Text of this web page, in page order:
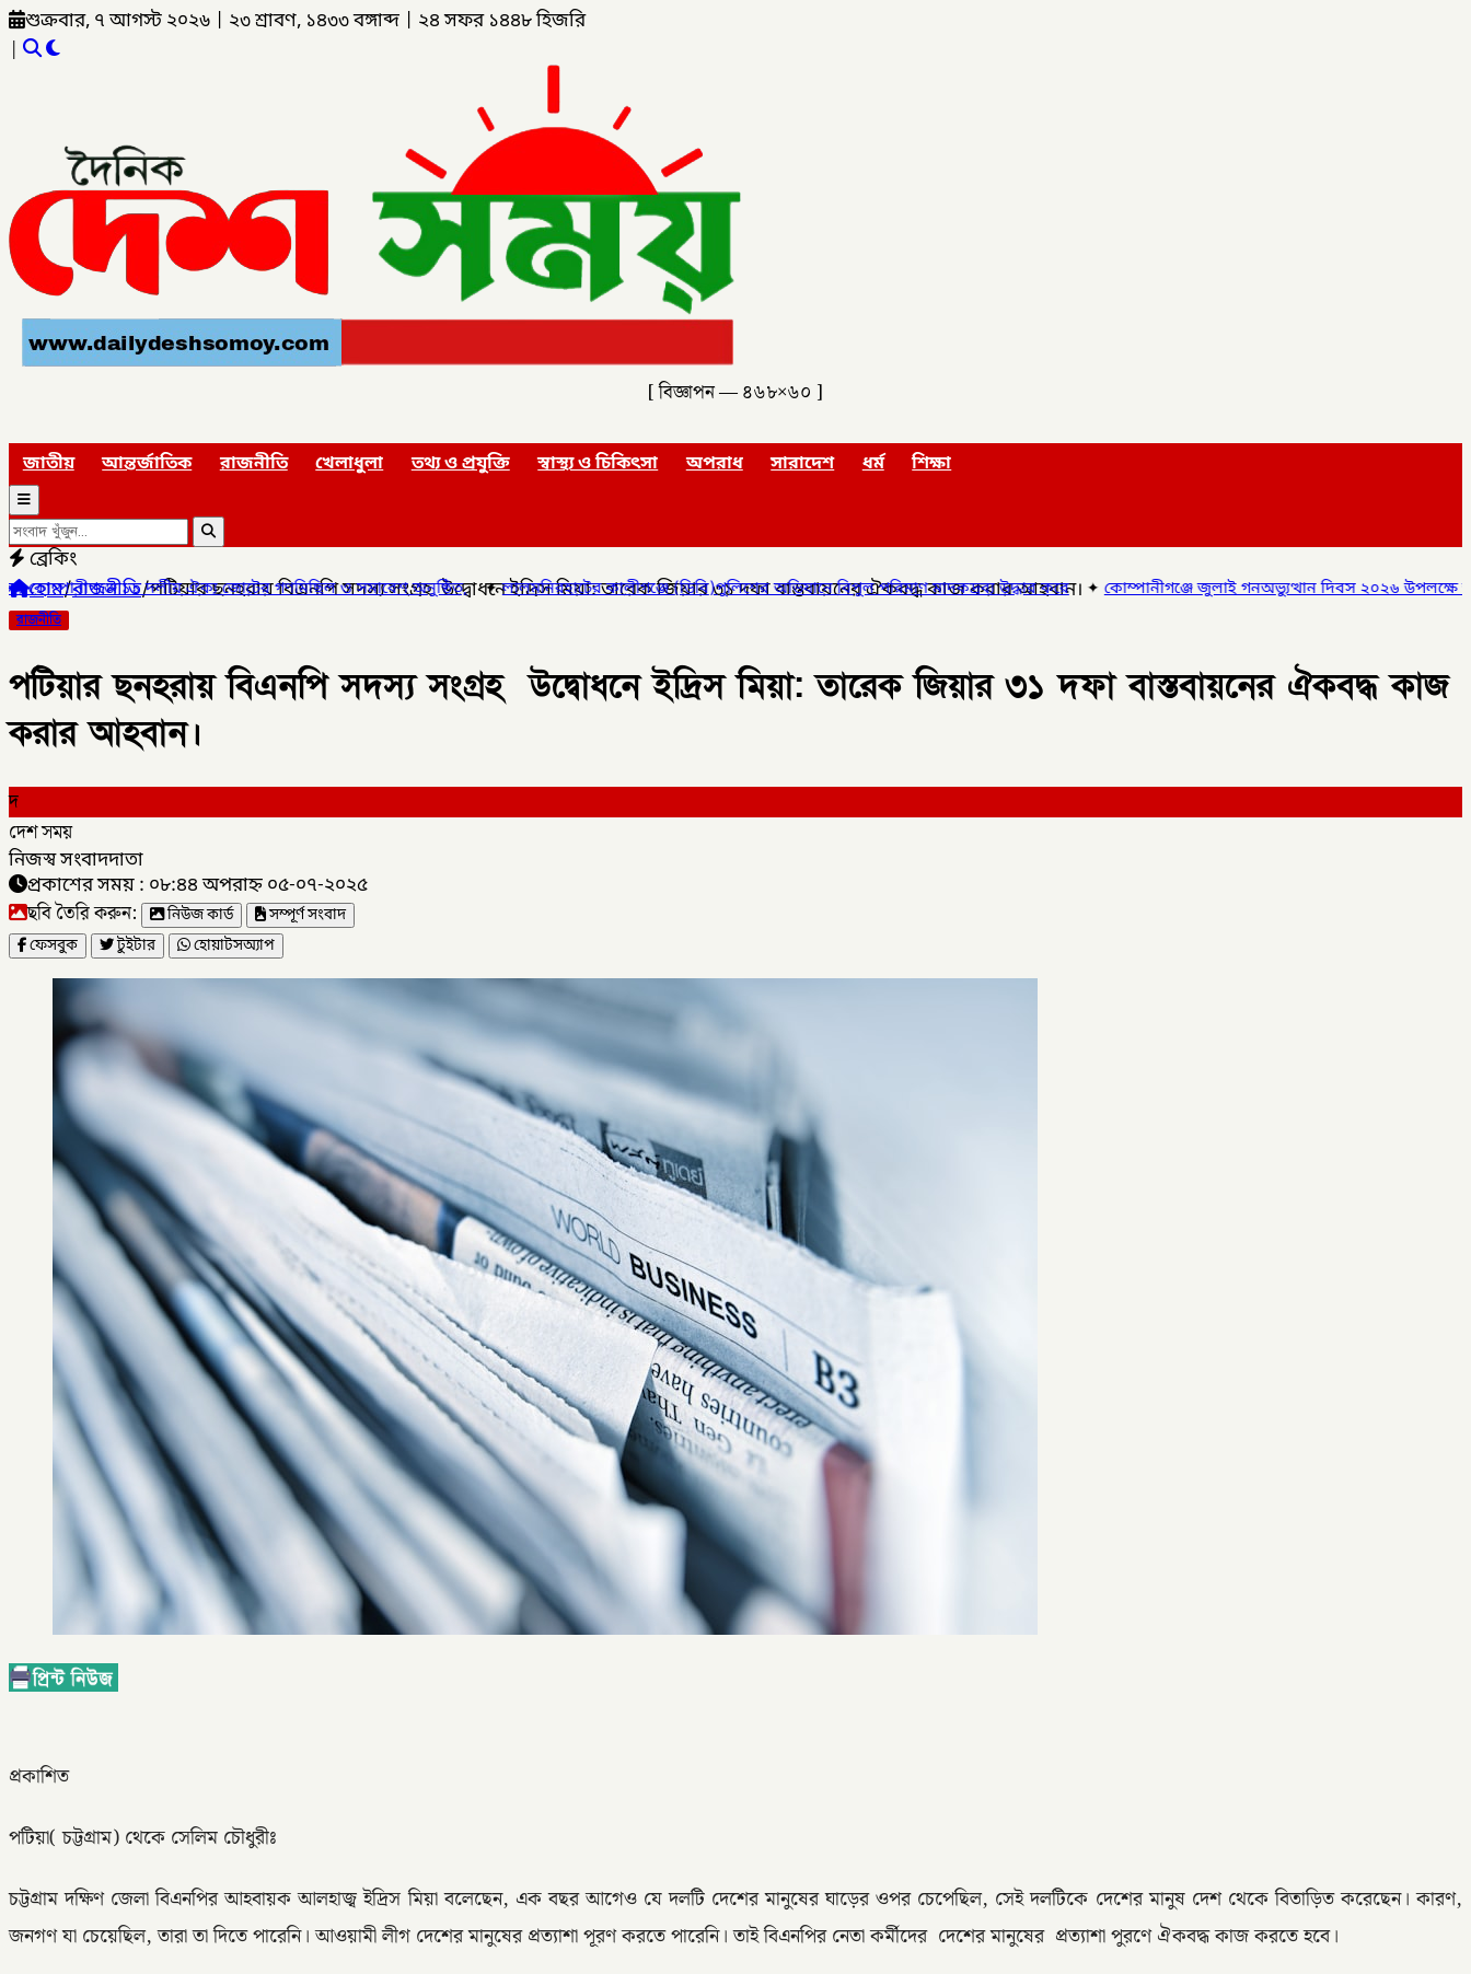
শুক্রবার, ৭ আগস্ট ২০২৬ ২৩ শ্রাবণ, ১৪৩৩ বঙ্গাব্দ ২৪ সফর ১৪৪৮ হিজরি
|
[ বিজ্ঞাপন — ৪৬৮×৬০ ]
জাতীয় আন্তর্জাতিক রাজনীতি খেলাধুলা তথ্য ও প্রযুক্তি স্বাস্থ্য ও চিকিৎসা অপরাধ সারাদেশ ধর্ম শিক্ষা
ব্রেকিং
ঐক্য জোটের গণমিছিল ও সমাবেশ অনুষ্ঠিত,✦লালমনিরহাটের কালীগঞ্জে (ডিবি)পুলিশের অভিযানে বিপুল পরিমাণ মাদকদ্রব্য উদ্ধার করে✦কোম্পানীগঞ্জে জুলাই গনঅভ্যুত্থান দিবস ২০২৬ উপলক্ষে আলোচনা সভা ও বিশেষ
হোম/রাজনীতি/পটিয়ার ছনহরায় বিএনপি সদস্য সংগ্রহ উদ্বোধনে ইদ্রিস মিয়া: তারেক জিয়ার ৩১ দফা বাস্তবায়নের ঐকবদ্ধ কাজ করার আহবান।
রাজনীতি
পটিয়ার ছনহরায় বিএনপি সদস্য সংগ্রহ উদ্বোধনে ইদ্রিস মিয়া: তারেক জিয়ার ৩১ দফা বাস্তবায়নের ঐকবদ্ধ কাজ
করার আহবান।
দ
দেশ সময়
নিজস্ব সংবাদদাতা
প্রকাশের সময় : ০৮:৪৪ অপরাহ্ন ০৫-০৭-২০২৫
ছবি তৈরি করুন: নিউজ কার্ড
সম্পূর্ণ সংবাদ
ফেসবুক
টুইটার হোয়াটসঅ্যাপ
প্রকাশিত
পটিয়া( চট্টগ্রাম) থেকে সেলিম চৌধুরীঃ
চট্টগ্রাম দক্ষিণ জেলা বিএনপির আহবায়ক আলহাজ্ব ইদ্রিস মিয়া বলেছেন, এক বছর আগেও যে দলটি দেশের মানুষের ঘাড়ের ওপর চেপেছিল, সেই দল‌টি‌কে দেশের মানুষ দেশ থে‌কে বিতাড়িত করেছেন। কারণ,
জনগণ যা চেয়েছিল, তারা তা দিতে পারে‌নি। আওয়ামী লীগ দেশের মানুষের প্রত্যাশা পূরণ করতে পারেনি। তাই বিএনপির নেতা কর্মীদের দেশের মানুষের প্রত্যাশা পুরণে ঐকবদ্ধ কাজ করতে হবে।